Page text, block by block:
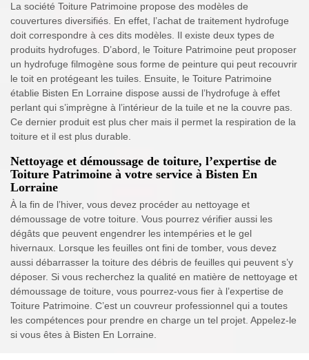
La société Toiture Patrimoine propose des modèles de
couvertures diversifiés. En effet, l’achat de traitement hydrofuge
doit correspondre à ces dits modèles. Il existe deux types de
produits hydrofuges. D’abord, le Toiture Patrimoine peut proposer
un hydrofuge filmogène sous forme de peinture qui peut recouvrir
le toit en protégeant les tuiles. Ensuite, le Toiture Patrimoine
établie Bisten En Lorraine dispose aussi de l’hydrofuge à effet
perlant qui s’imprègne à l’intérieur de la tuile et ne la couvre pas.
Ce dernier produit est plus cher mais il permet la respiration de la
toiture et il est plus durable.
Nettoyage et démoussage de toiture, l’expertise de
Toiture Patrimoine à votre service à Bisten En
Lorraine
À la fin de l’hiver, vous devez procéder au nettoyage et
démoussage de votre toiture. Vous pourrez vérifier aussi les
dégâts que peuvent engendrer les intempéries et le gel
hivernaux. Lorsque les feuilles ont fini de tomber, vous devez
aussi débarrasser la toiture des débris de feuilles qui peuvent s’y
déposer. Si vous recherchez la qualité en matière de nettoyage et
démoussage de toiture, vous pourrez-vous fier à l’expertise de
Toiture Patrimoine. C’est un couvreur professionnel qui a toutes
les compétences pour prendre en charge un tel projet. Appelez-le
si vous êtes à Bisten En Lorraine.